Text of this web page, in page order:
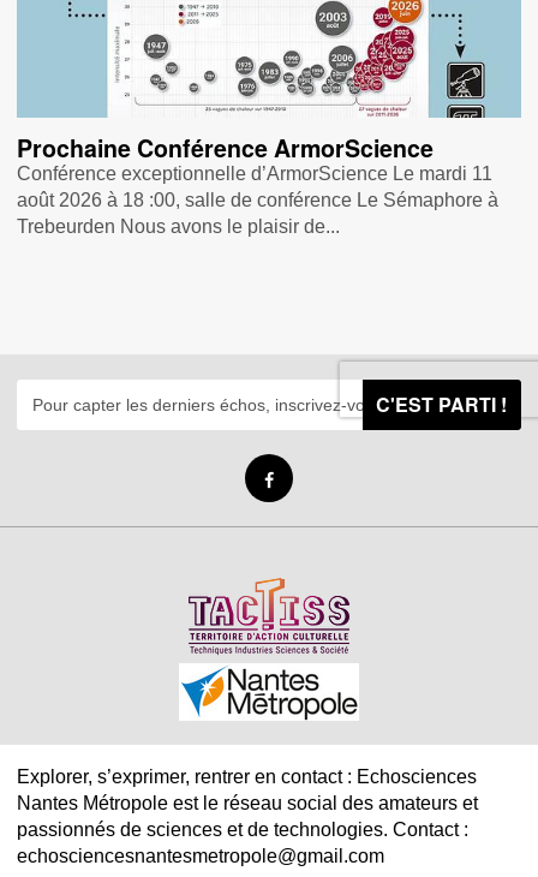
Prochaine Conférence ArmorScience
Conférence exceptionnelle d’ArmorScience Le mardi 11
août 2026 à 18 :00, salle de conférence Le Sémaphore à
Trebeurden Nous avons le plaisir de...
C'EST PARTI !
Explorer, s’exprimer, rentrer en contact : Echosciences
Nantes Métropole est le réseau social des amateurs et
passionnés de sciences et de technologies. Contact :
echosciencesnantesmetropole@gmail.com